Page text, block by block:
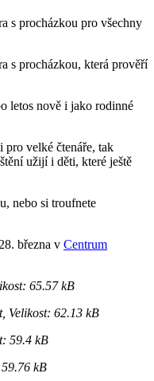
s procházkou pro všechny
s procházkou, která prověří
letos nově i jako rodinné
velké čtenáře, tak
užijí i děti, které ještě
nebo si troufnete
března v Centrum
65.57 kB
Velikost: 62.13 kB
59.4 kB
kB